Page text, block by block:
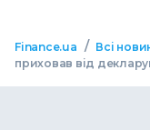
Finance.ua / Всі
приховав від